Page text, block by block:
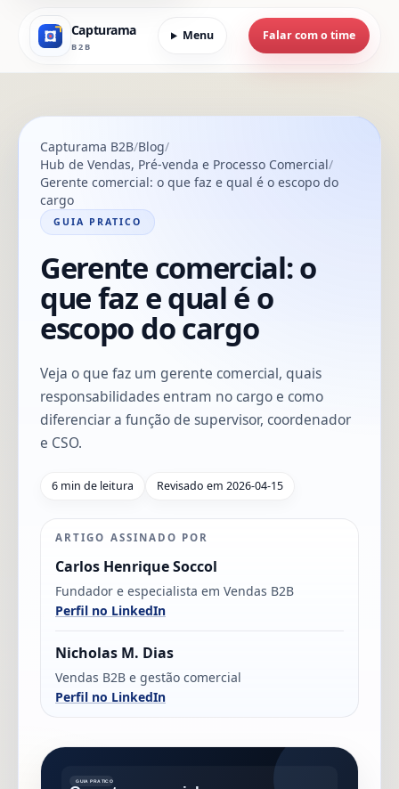
Capturama
B2B
Menu Falar com o time
Capturama B2B Blog
Hub de Vendas, Pré-venda e Processo Comercial
Gerente comercial: o que faz e qual é o escopo do
cargo
GUIA PRATICO
Gerente comercial: o
que faz e qual é o
escopo do cargo
Veja o que faz um gerente comercial, quais
responsabilidades entram no cargo e como
diferenciar a função de supervisor, coordenador
e CSO.
6 min de leitura Revisado em 2026-04-15
ARTIGO ASSINADO POR
Carlos Henrique Soccol
Fundador e especialista em Vendas B2B
Perfil no LinkedIn
Nicholas M. Dias
Vendas B2B e gestão comercial
Perfil no LinkedIn